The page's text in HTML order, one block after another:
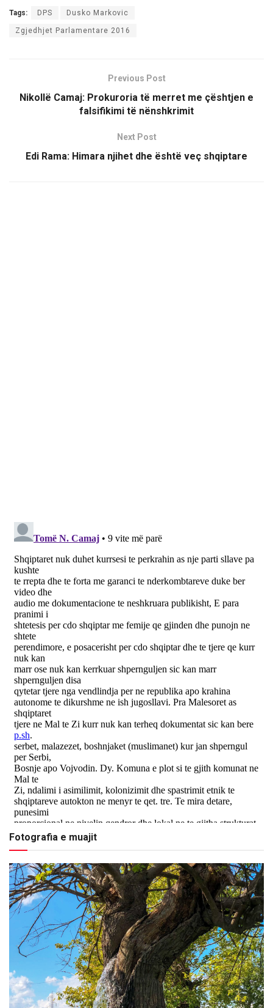
Tags: DPS Dusko Markovic
Zgjedhjet Parlamentare 2016
Previous Post
Nikollë Camaj: Prokuroria të merret me çështjen e
falsifikimi të nënshkrimit
Next Post
Edi Rama: Himara njihet dhe është veç shqiptare
Fotografia e muajit